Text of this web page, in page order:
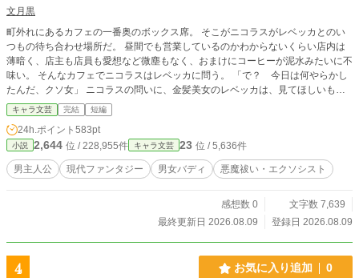
す！ ​登場人物は多いですが、それこそがVtuber事務所『Fmす
たーらいぶ』の魅力！個性豊かなライバーたちが織りなす
「箱推し」の楽しさ、「てぇてぇ」のエモさを、ぜひ肌で感
じてください！✨ （※前世持ちのライバーさんが配信パート
で弄られることがありますが、これはエンターテイメントで
す。現実には『あり得ない』のは分かっています） ​🎵 【オリ
ジナル楽曲＆イラスト】 ライバーのイラストやオリジナル曲
（イメージソング）をYouTubeで公開中！物語のイメージ補
完にぜひ！o(^-^o)(o^-^)o ↓私のYouTubeチャンネル https://yo
utube.com/channel/UCbKXUo85EenvzaiA5Qbe3pA?si=zE9L
WNVW7b1n0iT7
文月黒
町外れにあるカフェの一番奥のボックス席。 そこがニコラスがレベッカとのい
つもの待ち合わせ場所だ。 昼間でも営業しているのかわからないくらい店内は
薄暗く、店主も店員も愛想など微塵もなく、おまけにコーヒーが泥水みたいに不
味い。 そんなカフェでニコラスはレベッカに問う。 「で？ 今日は何やらかし
たんだ、クソ女」 ニコラスの問いに、金髪美女のレベッカは、見てほしいもの
があるのと可愛らしくにっこり笑った。もう嫌な予感しかしない。 そんなニコ
ラスとレベッカのいつもの日常。
キャラ文芸 完結 短編
24h.ポイント 583pt
小説 2,644 位 / 228,955件 キャラ文芸 23 位 / 5,636件
男主人公 現代ファンタジー 男女バディ 悪魔祓い・エクソシスト
感想数 0
文字数 7,639
最終更新日 2026.08.09
登録日 2026.08.09
4 お気に入り追加 0